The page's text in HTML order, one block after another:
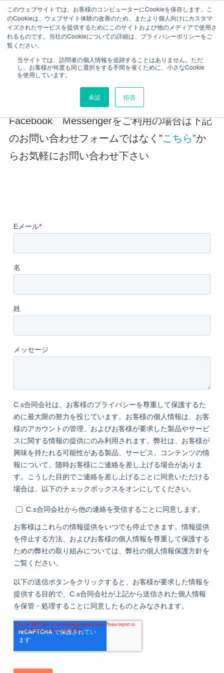
このウェブサイトでは、お客様のコンピューターにCookieを保存します。こ
のCookieは、ウェブサイト体験の改善のため、またより個人向けにカスタマ
イズされたサービスを提供するためにこのサイトおよび他のメディアで使用さ
れるものです。当社のCookieについての詳細は、プライバシーポリシーをご
覧ください。
当サイトでは、訪問者の個人情報を追跡することはありません。ただ
し、お客様が何度も同じ選択をする手間を省くために、小さなCookie
を使用しています。
承認 拒否
ホーム お問い合わせ
お問い合わせ
Facebook Messengerをご利用の場合は下記
のお問い合わせフォームではなく”こちら”か
らお気軽にお問い合わせ下さい